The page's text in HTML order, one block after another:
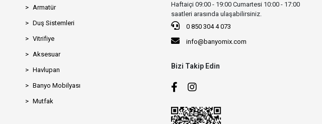
Armatür
Duş Sistemleri
Vitrifiye
Aksesuar
Havlupan
Banyo Mobilyası
Mutfak
Haftaiçi 09:00 - 19:00 Cumartesi 10:00 - 17:00
saatleri arasında ulaşabilirsiniz.
0 850 304 4 073
info@banyomix.com
Bizi Takip Edin